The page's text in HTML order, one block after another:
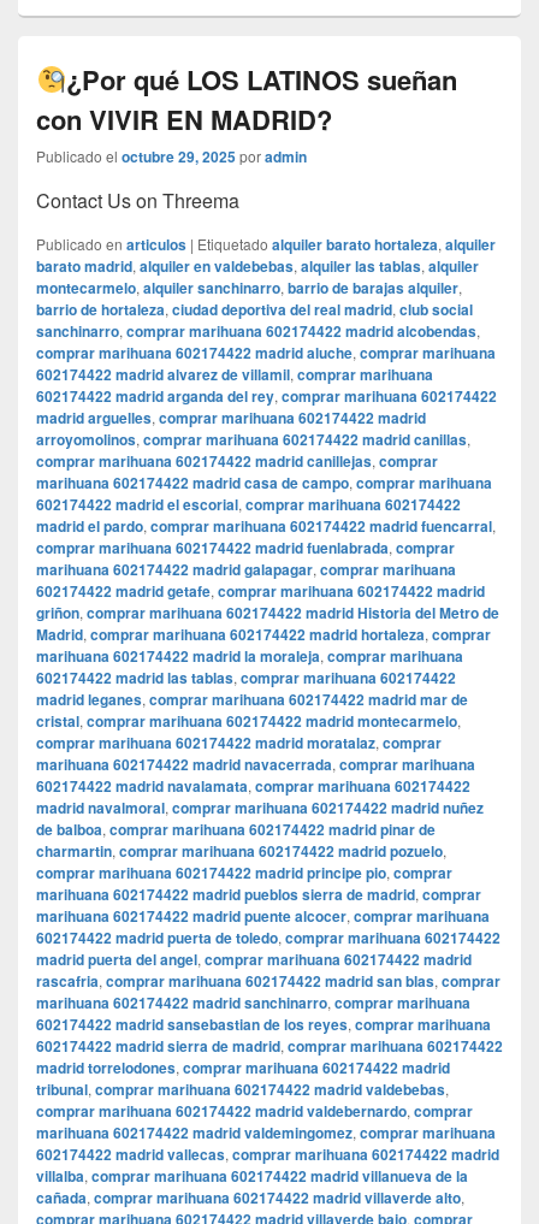
¿Por qué LOS LATINOS sueñan
con VIVIR EN MADRID?
Publicado el octubre 29, 2025poradmin
Contact Us on Threema
Publicado en articulos | Etiquetado alquiler barato hortaleza, alquiler
barato madrid, alquiler en valdebebas, alquiler las tablas, alquiler
montecarmelo, alquiler sanchinarro, barrio de barajas alquiler,
barrio de hortaleza, ciudad deportiva del real madrid, club social
sanchinarro, comprar marihuana 602174422 madrid alcobendas,
comprar marihuana 602174422 madrid aluche, comprar marihuana
602174422 madrid alvarez de villamil, comprar marihuana
602174422 madrid arganda del rey, comprar marihuana 602174422
madrid arguelles, comprar marihuana 602174422 madrid
arroyomolinos, comprar marihuana 602174422 madrid canillas,
comprar marihuana 602174422 madrid canillejas, comprar
marihuana 602174422 madrid casa de campo, comprar marihuana
602174422 madrid el escorial, comprar marihuana 602174422
madrid el pardo, comprar marihuana 602174422 madrid fuencarral,
comprar marihuana 602174422 madrid fuenlabrada, comprar
marihuana 602174422 madrid galapagar, comprar marihuana
602174422 madrid getafe, comprar marihuana 602174422 madrid
griñon, comprar marihuana 602174422 madrid Historia del Metro de
Madrid, comprar marihuana 602174422 madrid hortaleza, comprar
marihuana 602174422 madrid la moraleja, comprar marihuana
602174422 madrid las tablas, comprar marihuana 602174422
madrid leganes, comprar marihuana 602174422 madrid mar de
cristal, comprar marihuana 602174422 madrid montecarmelo,
comprar marihuana 602174422 madrid moratalaz, comprar
marihuana 602174422 madrid navacerrada, comprar marihuana
602174422 madrid navalamata, comprar marihuana 602174422
madrid navalmoral, comprar marihuana 602174422 madrid nuñez
de balboa, comprar marihuana 602174422 madrid pinar de
charmartin, comprar marihuana 602174422 madrid pozuelo,
comprar marihuana 602174422 madrid principe pio, comprar
marihuana 602174422 madrid pueblos sierra de madrid, comprar
marihuana 602174422 madrid puente alcocer, comprar marihuana
602174422 madrid puerta de toledo, comprar marihuana 602174422
madrid puerta del angel, comprar marihuana 602174422 madrid
rascafria, comprar marihuana 602174422 madrid san blas, comprar
marihuana 602174422 madrid sanchinarro, comprar marihuana
602174422 madrid sansebastian de los reyes, comprar marihuana
602174422 madrid sierra de madrid, comprar marihuana 602174422
madrid torrelodones, comprar marihuana 602174422 madrid
tribunal, comprar marihuana 602174422 madrid valdebebas,
comprar marihuana 602174422 madrid valdebernardo, comprar
marihuana 602174422 madrid valdemingomez, comprar marihuana
602174422 madrid vallecas, comprar marihuana 602174422 madrid
villalba, comprar marihuana 602174422 madrid villanueva de la
cañada, comprar marihuana 602174422 madrid villaverde alto,
comprar marihuana 602174422 madrid villaverde bajo, comprar